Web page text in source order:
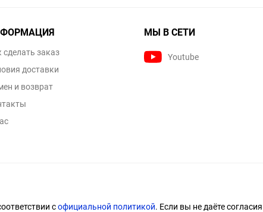
сделать заказ
доставки
и возврат
МЫ В СЕТИ
Youtube
софициальной политикой. Если вы не даёте